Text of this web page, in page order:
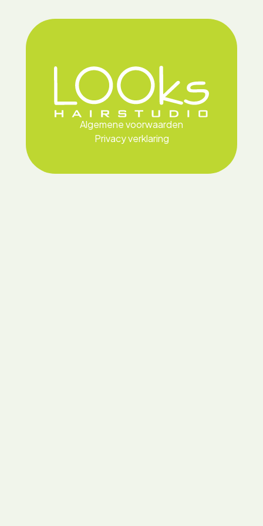
Ga naar de inhoud
Algemene voorwaarden
Privacy verklaring